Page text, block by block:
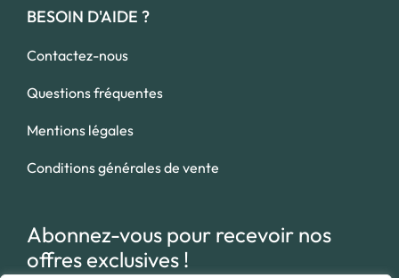
BESOIN D'AIDE ?
Contactez-nous
Questions fréquentes
Mentions légales
Conditions générales de vente
Abonnez-vous pour recevoir nos
offres exclusives !